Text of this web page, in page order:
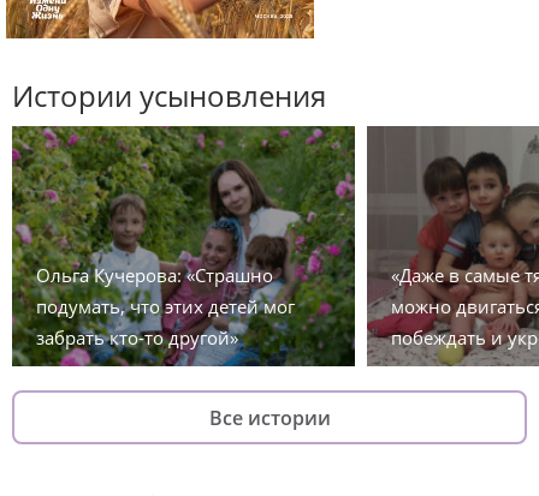
Истории усыновления
Ольга Кучерова: «Страшно
подумать, что этих детей мог
забрать кто-то другой»
«Даже в самые
можно
побеждать и
Все истории